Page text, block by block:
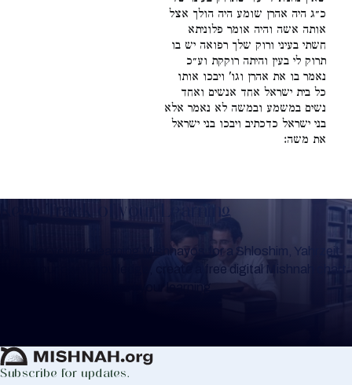
כ״ג היה אהרן שומע היה הולך אצל
אותה אשה והיה אומר פלוניתא
חשתי בעיני ורוק שלך רפואה יש בו
תרוק לי בעין והיתה רוקקת וע״כ
נאמר בו את אהרן וגו' ויבכו אותו
כל בית ישראל אחד אנשים ואחד
נשים במשמע ובמשה לא נאמר אלא
בני ישראל כדכתיב ויבכו בני ישראל
את משה:
Keep Track of your Learning
Whether you are learning Mishnayos for a Shloshim, Yahrzeit
or for your own knowledge, create a free digital Mishnah chart
to help you keep track of your learning.
Subscribe for updates.